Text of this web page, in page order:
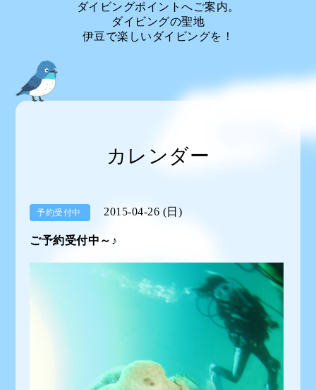
ダイビングポイントへご案内。
ダイビングの聖地
伊豆で楽しいダイビングを！
カレンダー
予約受付中 2015-04-26 (日)
ご予約受付中～♪